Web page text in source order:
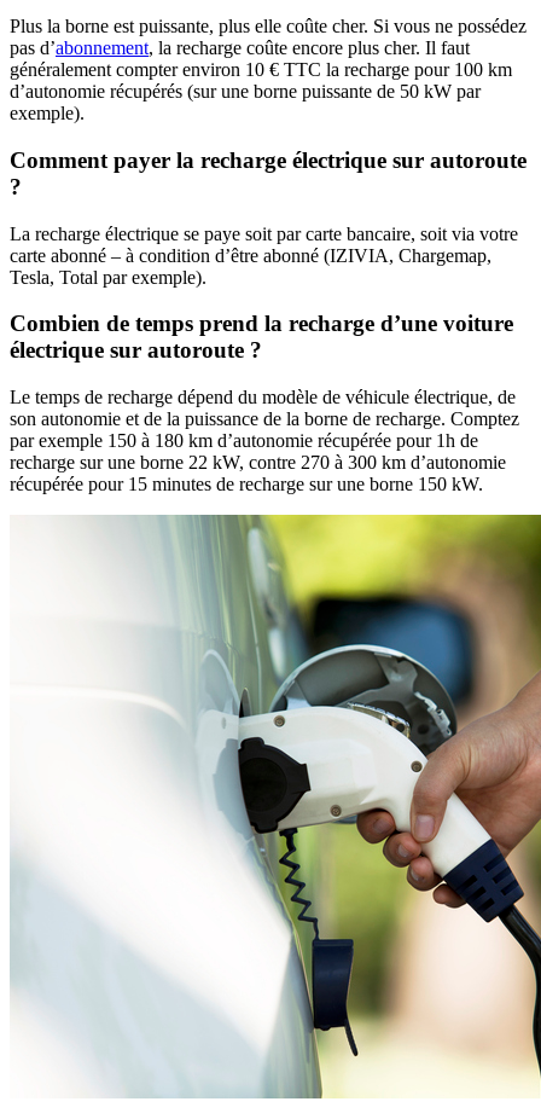
Plus la borne est puissante, plus elle coûte cher. Si vous ne possédez
pas d’abonnement, la recharge coûte encore plus cher. Il faut
généralement compter environ 10 € TTC la recharge pour 100 km
d’autonomie récupérés (sur une borne puissante de 50 kW par
exemple).
Comment payer la recharge électrique sur autoroute
?
La recharge électrique se paye soit par carte bancaire, soit via votre
carte abonné – à condition d’être abonné (IZIVIA, Chargemap,
Tesla, Total par exemple).
Combien de temps prend la recharge d’une voiture
électrique sur autoroute ?
Le temps de recharge dépend du modèle de véhicule électrique, de
son autonomie et de la puissance de la borne de recharge. Comptez
par exemple 150 à 180 km d’autonomie récupérée pour 1h de
recharge sur une borne 22 kW, contre 270 à 300 km d’autonomie
récupérée pour 15 minutes de recharge sur une borne 150 kW.